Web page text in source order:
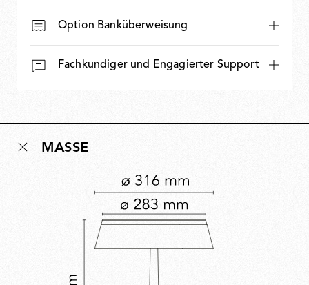
Option Banküberweisung
Fachkundiger und Engagierter Support
MASSE